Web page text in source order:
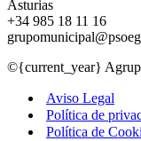
Asturias
+34 985 18 11 16
©{current_year}
Aviso Legal
Política de
Política de